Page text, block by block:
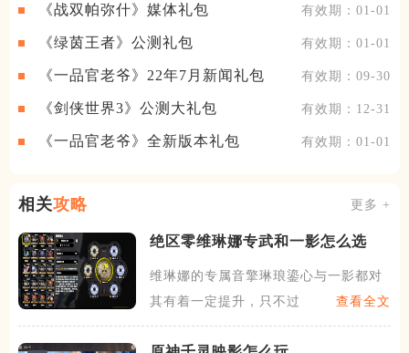
《战双帕弥什》媒体礼包 有效期：01-01
《绿茵王者》公测礼包 有效期：01-01
《一品官老爷》22年7月新闻礼包 有效期：09-30
《剑侠世界3》公测大礼包 有效期：12-31
《一品官老爷》全新版本礼包 有效期：01-01
相关攻略 更多 +
绝区零维琳娜专武和一影怎么选
维琳娜的专属音擎琳琅鎏心与一影都对
其有着一定提升，只不过在收
查看全文